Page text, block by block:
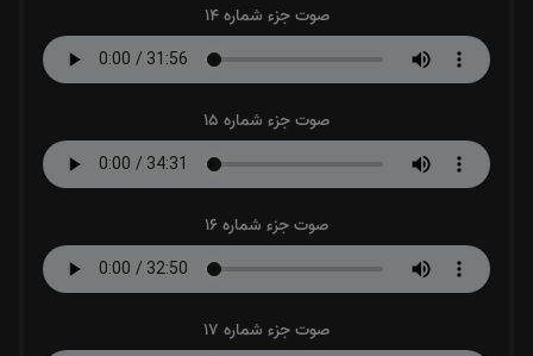
صوت جزء شماره 14
صوت جزء شماره 15
صوت جزء شماره 16
صوت جزء شماره 17